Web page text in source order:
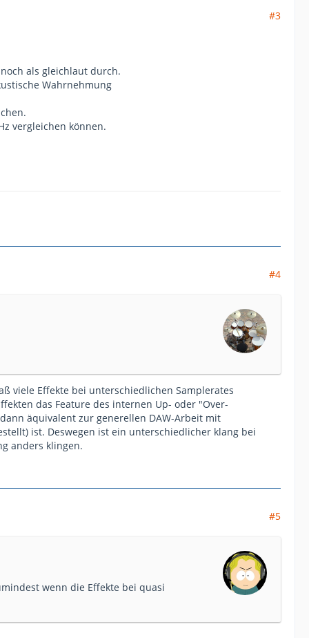
#3
als gleichlaut durch.
Wahrnehmung
vergleichen können.
#4
viele Effekte bei unterschiedlichen Samplerates
das Feature des internen Up- oder "Over-
äquivalent zur generellen DAW-Arbeit mit
ist. Deswegen ist ein unterschiedlicher klang bei
anders klingen.
#5
wenn die Effekte bei quasi